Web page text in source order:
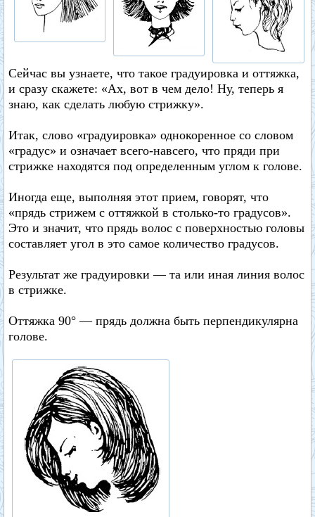
Сейчас вы узнаете, что такое градуировка и оттяжка,
и сразу скажете: «Ах, вот в чем дело! Ну, теперь я
знаю, как сделать любую стрижку».
Итак, слово «градуировка» однокоренное со словом
«градус» и означает всего-навсего, что пряди при
стрижке находятся под определенным углом к голове.
Иногда еще, выполняя этот прием, говорят, что
«прядь стрижем с оттяжкой в столько-то градусов».
Это и значит, что прядь волос с поверхностью головы
составляет угол в это самое количество градусов.
Результат же градуировки — та или иная линия волос
в стрижке.
Оттяжка 90° — прядь должна быть перпендикулярна
голове.